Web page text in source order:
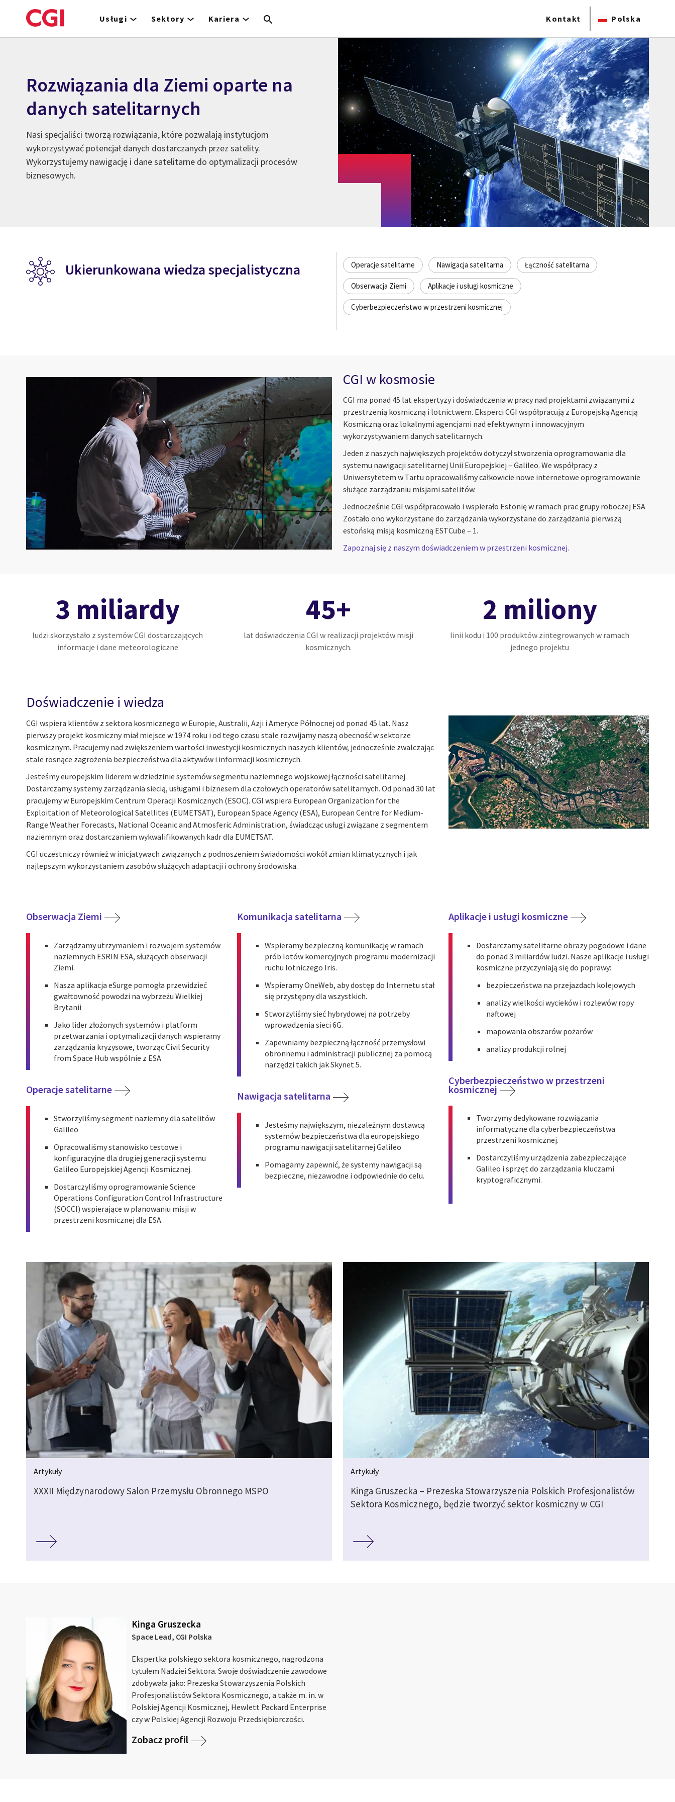
to
Usługi Sektory Kariera Kontakt Polska
Rozwiązania dla Ziemi oparte na
danych satelitarnych
Nasi specjaliści tworzą rozwiązania, które pozwalają instytucjom
wykorzystywać potencjał danych dostarczanych przez satelity.
Wykorzystujemy nawigację i dane satelitarne do optymalizacji procesów
biznesowych.
Ukierunkowana wiedza specjalistyczna Operacje satelitarne Nawigacja satelitarna Łączność satelitarna
Obserwacja Ziemi Aplikacje i usługi kosmiczne
Cyberbezpieczeństwo w przestrzeni kosmicznej
CGI w kosmosie
CGI ma ponad 45 lat ekspertyzy i doświadczenia w pracy nad projektami związanymi z
przestrzenią kosmiczną i lotnictwem. Eksperci CGI współpracują z Europejską Agencją
Kosmiczną oraz lokalnymi agencjami nad efektywnym i innowacyjnym
wykorzystywaniem danych satelitarnych.
Jeden z naszych największych projektów dotyczył stworzenia oprogramowania dla
systemu nawigacji satelitarnej Unii Europejskiej – Galileo. We współpracy z
Uniwersytetem w Tartu opracowaliśmy całkowicie nowe internetowe oprogramowanie
służące zarządzaniu misjami satelitów.
Jednocześnie CGI współpracowało i wspierało Estonię w ramach prac grupy roboczej ESA
Zostało ono wykorzystane do zarządzania wykorzystane do zarządzania pierwszą
estońską misją kosmiczną ESTCube – 1.
Zapoznaj się z naszym doświadczeniem w przestrzeni kosmicznej.
3 miliardy
ludzi skorzystało z systemów CGI dostarczających
informacje i dane meteorologiczne
45+
lat doświadczenia CGI w realizacji projektów misji
kosmicznych.
2 miliony
linii kodu i 100 produktów zintegrowanych w ramach
jednego projektu
Doświadczenie i wiedza
CGI wspiera klientów z sektora kosmicznego w Europie, Australii, Azji i Ameryce Północnej od ponad 45 lat. Nasz
pierwszy projekt kosmiczny miał miejsce w 1974 roku i od tego czasu stale rozwijamy naszą obecność w sektorze
kosmicznym. Pracujemy nad zwiększeniem wartości inwestycji kosmicznych naszych klientów, jednocześnie zwalczając
stale rosnące zagrożenia bezpieczeństwa dla aktywów i informacji kosmicznych.
Jesteśmy europejskim liderem w dziedzinie systemów segmentu naziemnego wojskowej łączności satelitarnej.
Dostarczamy systemy zarządzania siecią, usługami i biznesem dla czołowych operatorów satelitarnych. Od ponad 30 lat
pracujemy w Europejskim Centrum Operacji Kosmicznych (ESOC). CGI wspiera European Organization for the
Exploitation of Meteorological Satellites (EUMETSAT), European Space Agency (ESA), European Centre for Medium-
Range Weather Forecasts, National Oceanic and Atmosferic Administration, świadcząc usługi związane z segmentem
naziemnym oraz dostarczaniem wykwalifikowanych kadr dla EUMETSAT.
CGI uczestniczy również w inicjatywach związanych z podnoszeniem świadomości wokół zmian klimatycznych i jak
najlepszym wykorzystaniem zasobów służących adaptacji i ochrony środowiska.
Obserwacja Ziemi
Zarządzamy utrzymaniem i rozwojem systemów
naziemnych ESRIN ESA, służących obserwacji
Ziemi.
Nasza aplikacja eSurge pomogła przewidzieć
gwałtowność powodzi na wybrzeżu Wielkiej
Brytanii
Jako lider złożonych systemów i platform
przetwarzania i optymalizacji danych wspieramy
zarządzania kryzysowe, tworząc Civil Security
from Space Hub wspólnie z ESA
Operacje satelitarne
Stworzyliśmy segment naziemny dla satelitów
Galileo
Opracowaliśmy stanowisko testowe i
konfiguracyjne dla drugiej generacji systemu
Galileo Europejskiej Agencji Kosmicznej.
Dostarczyliśmy oprogramowanie Science
Operations Configuration Control Infrastructure
(SOCCI) wspierające w planowaniu misji w
przestrzeni kosmicznej dla ESA.
Komunikacja satelitarna
Wspieramy bezpieczną komunikację w ramach
prób lotów komercyjnych programu modernizacji
ruchu lotniczego Iris.
Wspieramy OneWeb, aby dostęp do Internetu stał
się przystępny dla wszystkich.
Stworzyliśmy sieć hybrydowej na potrzeby
wprowadzenia sieci 6G.
Zapewniamy bezpieczną łączność przemysłowi
obronnemu i administracji publicznej za pomocą
narzędzi takich jak Skynet 5.
Nawigacja satelitarna
Jesteśmy największym, niezależnym dostawcą
systemów bezpieczeństwa dla europejskiego
programu nawigacji satelitarnej Galileo
Pomagamy zapewnić, że systemy nawigacji są
bezpieczne, niezawodne i odpowiednie do celu.
Aplikacje i usługi kosmiczne
Dostarczamy satelitarne obrazy pogodowe i dane
do ponad 3 miliardów ludzi. Nasze aplikacje i usługi
kosmiczne przyczyniają się do poprawy:
bezpieczeństwa na przejazdach kolejowych
analizy wielkości wycieków i rozlewów ropy
naftowej
mapowania obszarów pożarów
analizy produkcji rolnej
Cyberbezpieczeństwo w przestrzeni
kosmicznej
Tworzymy dedykowane rozwiązania
informatyczne dla cyberbezpieczeństwa
przestrzeni kosmicznej.
Dostarczyliśmy urządzenia zabezpieczające
Galileo i sprzęt do zarządzania kluczami
kryptograficznymi.
Artykuły
XXXII Międzynarodowy Salon Przemysłu Obronnego MSPO
Artykuły
Kinga Gruszecka – Prezeska Stowarzyszenia Polskich Profesjonalistów
Sektora Kosmicznego, będzie tworzyć sektor kosmiczny w CGI
Kinga Gruszecka
Space Lead, CGI Polska
Ekspertka polskiego sektora kosmicznego, nagrodzona
tytułem Nadziei Sektora. Swoje doświadczenie zawodowe
zdobywała jako: Prezeska Stowarzyszenia Polskich
Profesjonalistów Sektora Kosmicznego, a także m. in. w
Polskiej Agencji Kosmicznej, Hewlett Packard Enterprise
czy w Polskiej Agencji Rozwoju Przedsiębiorczości.
Zobacz profil